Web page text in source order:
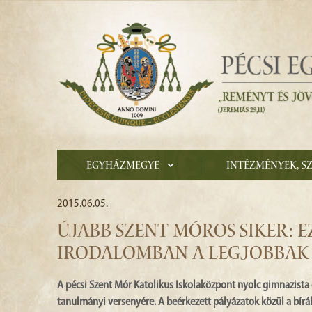
Egyházmegye Intézmények,
2015.06.05.
ÚJABB SZENT MÓROS SIKER:
IRODALOMBAN A LEGJOBBAK
A pécsi Szent Mór Katolikus Iskolaközpont nyolc
tanulmányi versenyére. A beérkezett pályázatok közül a